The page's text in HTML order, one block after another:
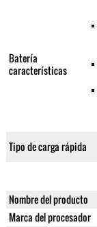
Batería
características
Tipo de carga rápida
Nombre del producto
Marca del procesador